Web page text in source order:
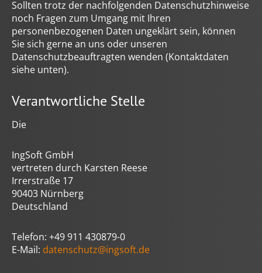
können Sie jederzeit mit Wirkung für die Zukunft in
unsererDatenschutzerklärungwiderrufen. Technisch
notwendige Dienste (beispielsweise Cookies für diese
Abfrage) können wir aber auch ohne Ihre Einwilligung
einsetzen.
Sollten trotz der nachfolgenden Datenschutzhinweise
noch Fragen zum Umgang mit Ihren
personenbezogenen Daten ungeklärt sein, können
Sie sich gerne an uns oder unseren
Datenschutzbeauftragten wenden (Kontaktdaten
siehe unten).
Verantwortliche Stelle
Die
IngSoft GmbH
vertreten durch Karsten Reese
Irrerstraße 17
90403 Nürnberg
Deutschland
Telefon: +49 911 430879-0
E-Mail: datenschutz@ingsoft.de